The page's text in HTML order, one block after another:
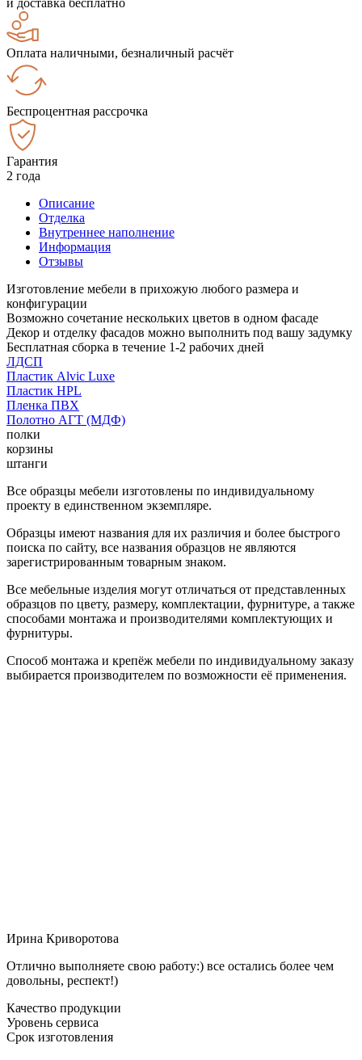
Оплата наличными, безналичный расчёт
Беспроцентная рассрочка
Гарантия
2 года
Описание
Отделка
Внутреннее наполнение
Информация
Отзывы
Изготовление мебели в прихожую любого размера и
конфигурации
Возможно сочетание нескольких цветов в одном фасаде
Декор и отделку фасадов можно выполнить под вашу задумку
Бесплатная сборка в течение 1-2 рабочих дней
ЛДСП
Пластик Alvic Luxe
Пластик HPL
Пленка ПВХ
Полотно АГТ (МДФ)
полки
корзины
штанги
Все образцы мебели изготовлены по индивидуальному
проекту в единственном экземпляре.
Образцы имеют названия для их различия и более быстрого
поиска по сайту, все названия образцов не являются
зарегистрированным товарным знаком.
Все мебельные изделия могут отличаться от представленных
образцов по цвету, размеру, комплектации, фурнитуре, а также
способами монтажа и производителями комплектующих и
фурнитуры.
Способ монтажа и крепёж мебели по индивидуальному заказу
выбирается производителем по возможности её применения.
Ирина Криворотова
Отлично выполняете свою работу:) все остались более чем
довольны, респект!)
Качество продукции
Уровень сервиса
Срок изготовления